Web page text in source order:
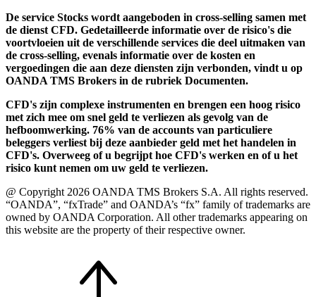
De service Stocks wordt aangeboden in cross-selling samen met
de dienst CFD. Gedetailleerde informatie over de risico's die
voortvloeien uit de verschillende services die deel uitmaken van
de cross-selling, evenals informatie over de kosten en
vergoedingen die aan deze diensten zijn verbonden, vindt u op
OANDA TMS Brokers in de rubriek Documenten.
CFD's zijn complexe instrumenten en brengen een hoog risico
met zich mee om snel geld te verliezen als gevolg van de
hefboomwerking. 76% van de accounts van particuliere
beleggers verliest bij deze aanbieder geld met het handelen in
CFD's. Overweeg of u begrijpt hoe CFD's werken en of u het
risico kunt nemen om uw geld te verliezen.
@ Copyright 2026 OANDA TMS Brokers S.A. All rights reserved.
“OANDA”, “fxTrade” and OANDA’s “fx” family of trademarks are
owned by OANDA Corporation. All other trademarks appearing on
this website are the property of their respective owner.